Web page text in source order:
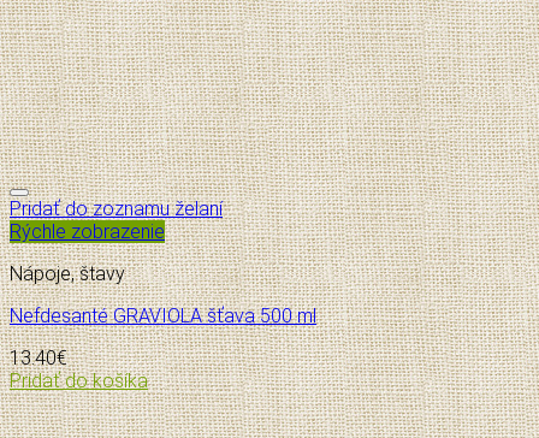
Pridať do zoznamu želaní
Rýchle zobrazenie
Nápoje, štavy
Nefdesanté GRAVIOLA šťava 500 ml
13.40€
Pridať do košíka